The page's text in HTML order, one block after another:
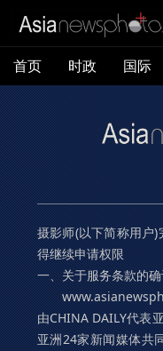
首页 时政 国际
摄影师(以下简称用户
得继续申请权限
一、关于服务条款的
由CHINA DAILY代表
亚洲24家新闻媒体共